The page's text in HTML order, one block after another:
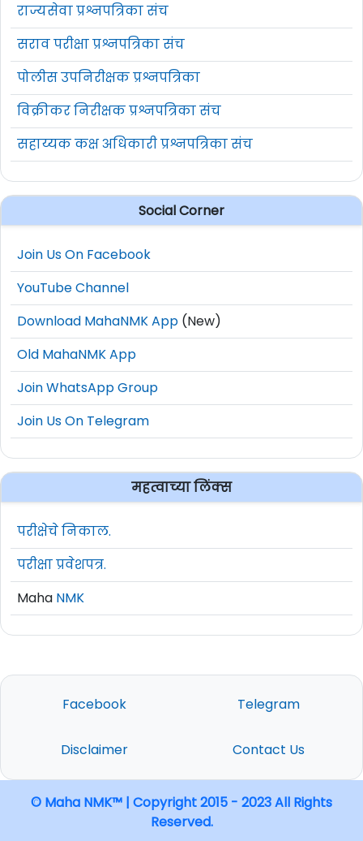
राज्यसेवा प्रश्नपत्रिका संच
सराव परीक्षा प्रश्नपत्रिका संच
पोलीस उपनिरीक्षक प्रश्नपत्रिका
विक्रीकर निरीक्षक प्रश्नपत्रिका संच
सहाय्यक कक्ष अधिकारी प्रश्नपत्रिका संच
Social Corner
Join Us On Facebook
YouTube Channel
Download MahaNMK App (New)
Old MahaNMK App
Join WhatsApp Group
Join Us On Telegram
महत्वाच्या लिंक्स
परीक्षेचे निकाल.
परीक्षा प्रवेशपत्र.
Maha NMK
Facebook Telegram
Disclaimer Contact Us
© Maha NMK™ | Copyright 2015 - 2023 All Rights
Reserved.